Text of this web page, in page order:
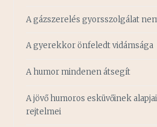
A gázszerelés gyorsszolgálat
A gyerekkor önfeledt vidámsága
A humor mindenen átsegít
A jövő humoros esküvőinek
rejtelmei